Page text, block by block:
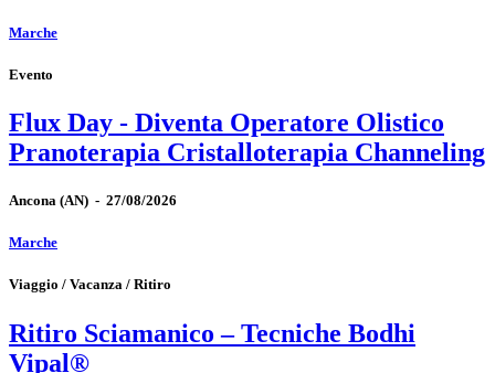
Marche
Evento
Flux Day - Diventa Operatore Olistico
Pranoterapia Cristalloterapia Channeling
Ancona (AN) - 27/08/2026
Marche
Viaggio / Vacanza / Ritiro
Ritiro Sciamanico – Tecniche Bodhi
Vipal®